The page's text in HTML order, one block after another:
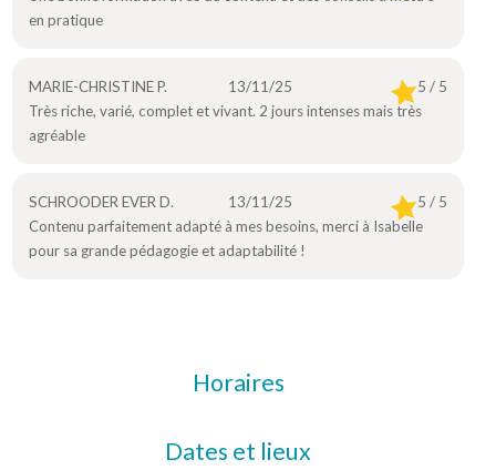
en pratique
MARIE-CHRISTINE P. 13/11/25
5 / 5
Très riche, varié, complet et vivant. 2 jours intenses mais très
agréable
SCHROODER EVER D. 13/11/25
5 / 5
Contenu parfaitement adapté à mes besoins, merci à Isabelle
pour sa grande pédagogie et adaptabilité !
Horaires
Dates et lieux